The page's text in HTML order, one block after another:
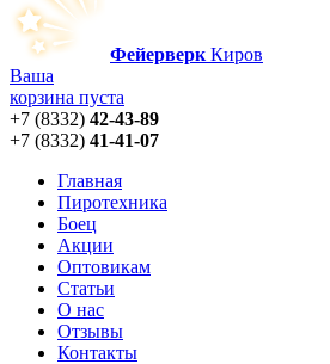
Фейерверк Киров
Ваша
корзина пуста
+7 (8332) 42-43-89
+7 (8332) 41-41-07
Главная
Пиротехника
Боец
Акции
Оптовикам
Статьи
О нас
Отзывы
Контакты